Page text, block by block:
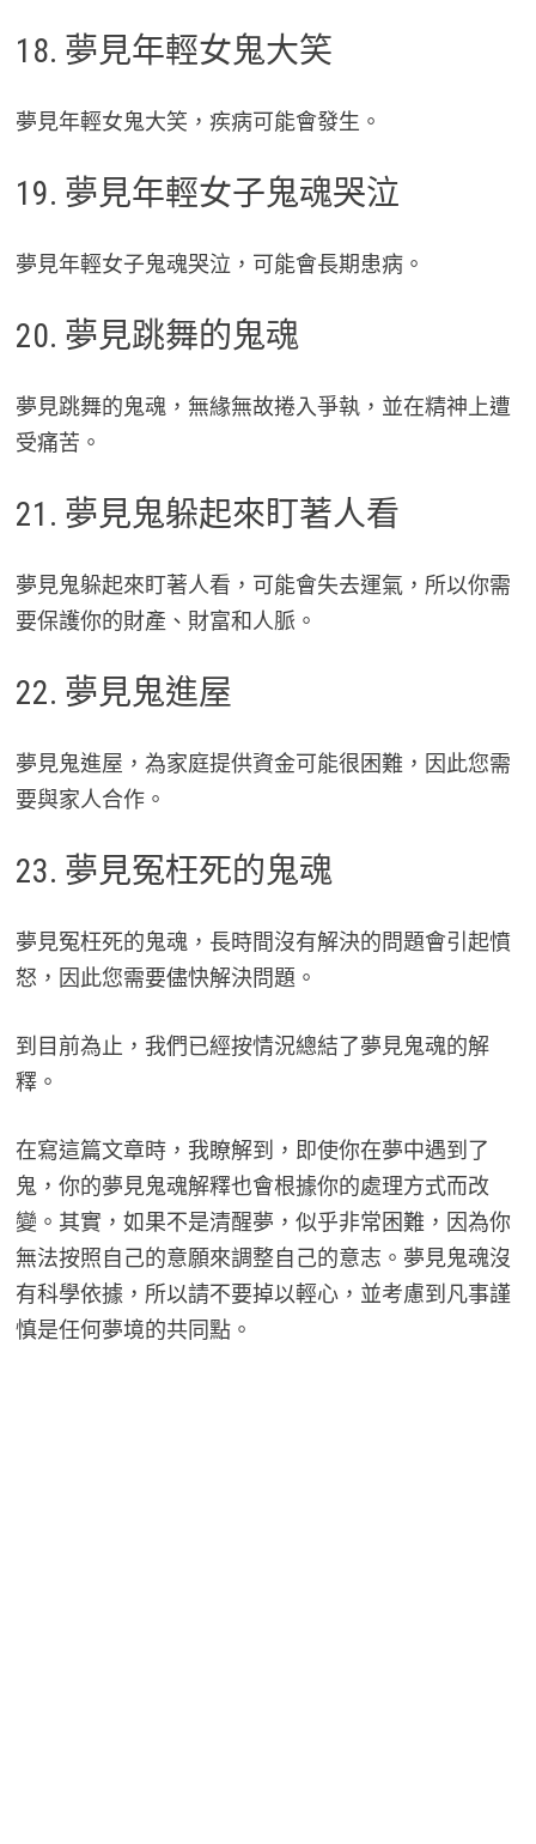
18. 夢見年輕女鬼大笑
夢見年輕女鬼大笑，疾病可能會發生。
19. 夢見年輕女子鬼魂哭泣
夢見年輕女子鬼魂哭泣，可能會長期患病。
20. 夢見跳舞的鬼魂
夢見跳舞的鬼魂，無緣無故捲入爭執，並在精神上遭
受痛苦。
21. 夢見鬼躲起來盯著人看
夢見鬼躲起來盯著人看，可能會失去運氣，所以你需
要保護你的財產、財富和人脈。
22. 夢見鬼進屋
夢見鬼進屋，為家庭提供資金可能很困難，因此您需
要與家人合作。
23. 夢見冤枉死的鬼魂
夢見冤枉死的鬼魂，長時間沒有解決的問題會引起憤
怒，因此您需要儘快解決問題。
到目前為止，我們已經按情況總結了夢見鬼魂的解
釋。
在寫這篇文章時，我瞭解到，即使你在夢中遇到了
鬼，你的夢見鬼魂解釋也會根據你的處理方式而改
變。其實，如果不是清醒夢，似乎非常困難，因為你
無法按照自己的意願來調整自己的意志。夢見鬼魂沒
有科學依據，所以請不要掉以輕心，並考慮到凡事謹
慎是任何夢境的共同點。